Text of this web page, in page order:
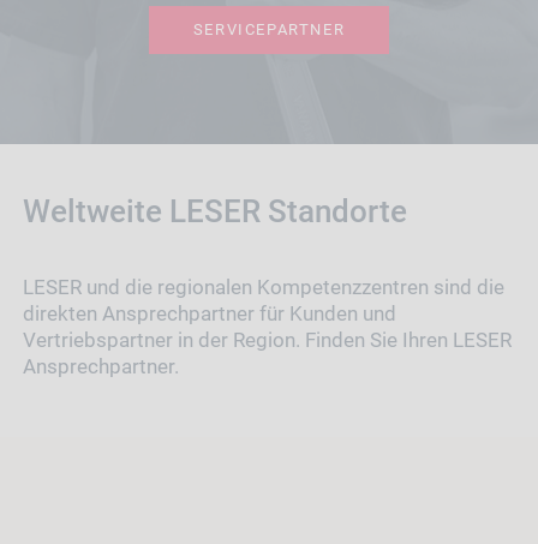
SERVICEPARTNER
Weltweite LESER Standorte
LESER und die regionalen Kompetenzzentren sind die
direkten Ansprechpartner für Kunden und
Vertriebspartner in der Region. Finden Sie Ihren LESER
Ansprechpartner.